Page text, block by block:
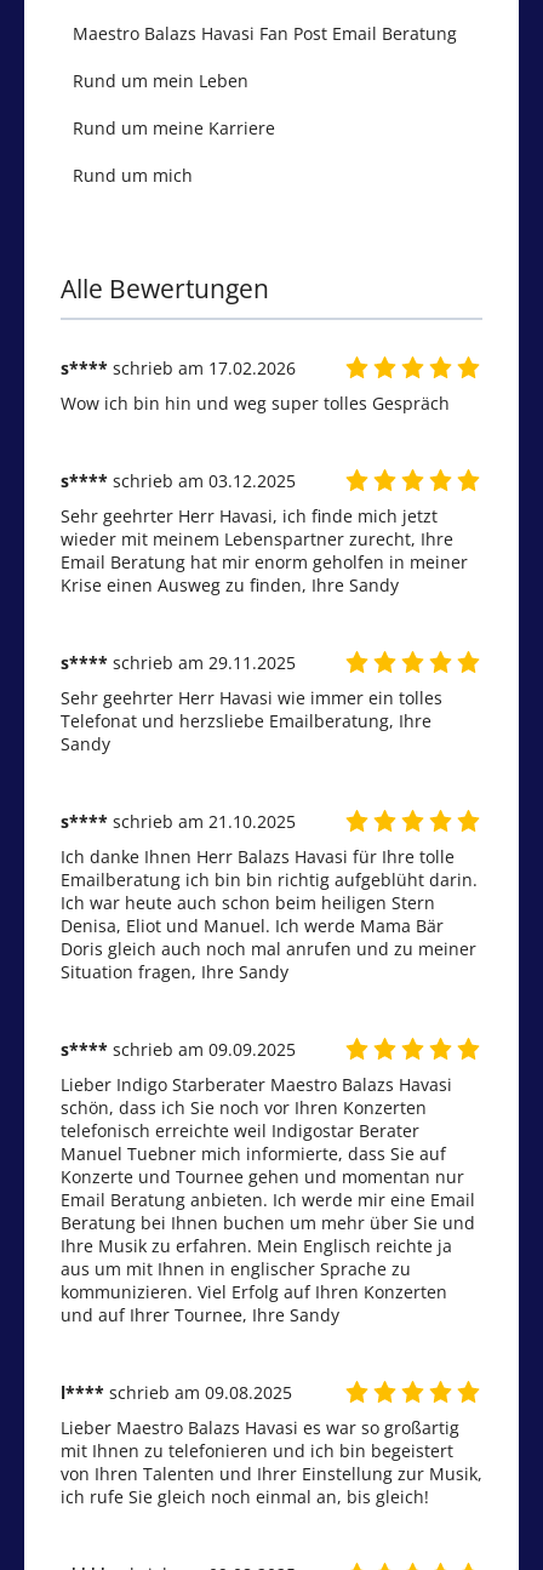
Maestro Balazs Havasi Fan Post Email Beratung
Rund um mein Leben
Rund um meine Karriere
Rund um mich
Alle Bewertungen
s**** schrieb am 17.02.2026
Wow ich bin hin und weg super tolles Gespräch
s**** schrieb am 03.12.2025
Sehr geehrter Herr Havasi, ich finde mich jetzt
wieder mit meinem Lebenspartner zurecht, Ihre
Email Beratung hat mir enorm geholfen in meiner
Krise einen Ausweg zu finden, Ihre Sandy
s**** schrieb am 29.11.2025
Sehr geehrter Herr Havasi wie immer ein tolles
Telefonat und herzsliebe Emailberatung, Ihre
Sandy
s**** schrieb am 21.10.2025
Ich danke Ihnen Herr Balazs Havasi für Ihre tolle
Emailberatung ich bin bin richtig aufgeblüht darin.
Ich war heute auch schon beim heiligen Stern
Denisa, Eliot und Manuel. Ich werde Mama Bär
Doris gleich auch noch mal anrufen und zu meiner
Situation fragen, Ihre Sandy
s**** schrieb am 09.09.2025
Lieber Indigo Starberater Maestro Balazs Havasi
schön, dass ich Sie noch vor Ihren Konzerten
telefonisch erreichte weil Indigostar Berater
Manuel Tuebner mich informierte, dass Sie auf
Konzerte und Tournee gehen und momentan nur
Email Beratung anbieten. Ich werde mir eine Email
Beratung bei Ihnen buchen um mehr über Sie und
Ihre Musik zu erfahren. Mein Englisch reichte ja
aus um mit Ihnen in englischer Sprache zu
kommunizieren. Viel Erfolg auf Ihren Konzerten
und auf Ihrer Tournee, Ihre Sandy
l**** schrieb am 09.08.2025
Lieber Maestro Balazs Havasi es war so großartig
mit Ihnen zu telefonieren und ich bin begeistert
von Ihren Talenten und Ihrer Einstellung zur Musik,